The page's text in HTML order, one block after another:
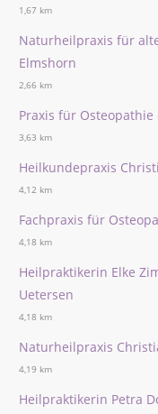
1,67 km
Naturheilpraxis für
Elmshorn
2,66 km
Praxis für
3,63 km
Heilkundepraxis
4,12 km
Fachpraxis für
4,18 km
Heilpraktikerin Elke
Uetersen
4,18 km
Naturheilpraxis
4,19 km
Heilpraktikerin Petra